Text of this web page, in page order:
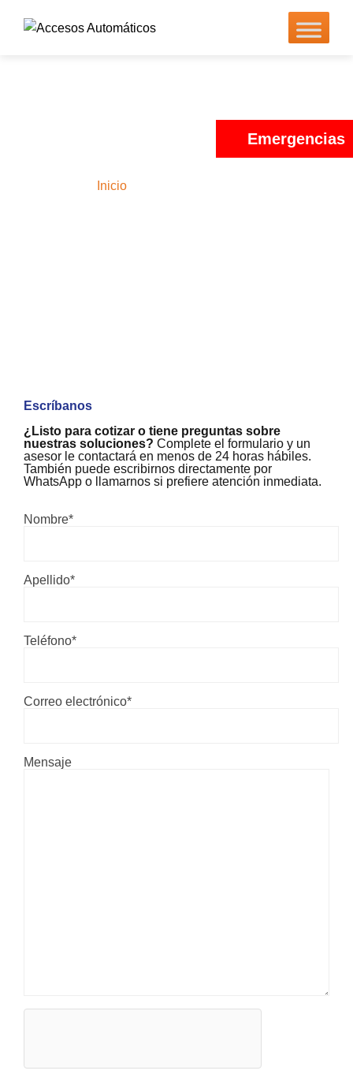
Contáctenos
Inicio
Escríbanos
¿Listo para cotizar o tiene preguntas sobre
nuestras soluciones? Complete el formulario y un
asesor le contactará en menos de 24 horas hábiles.
También puede escribirnos directamente por
WhatsApp o llamarnos si prefiere atención inmediata.
Nombre*
Apellido*
Teléfono*
Correo electrónico*
Mensaje
Emergencias